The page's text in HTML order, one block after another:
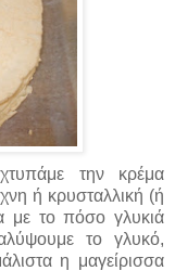
την κρέμα
ή κρυσταλλική (ή
το πόσο γλυκιά
το γλυκό,
η μαγείρισσα